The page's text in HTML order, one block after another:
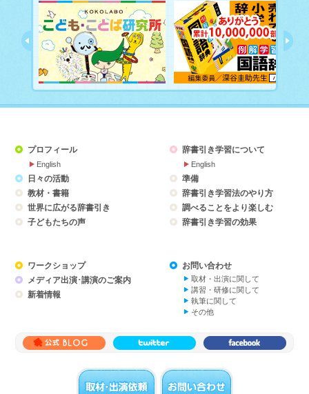
プロフィール
English
日々の活動
教材・書籍
世界に広がる辞書引き
子どもたちの声
辞書引き学習について
English
準備
辞書引き学習法のやり方
調べることをより楽しむ
辞書引き学習の効果
ワークショップ
メディア出演･講演のご案内
新着情報
お問い合わせ
取材・出演に関して
講習・研修に関して
執筆に関して
その他